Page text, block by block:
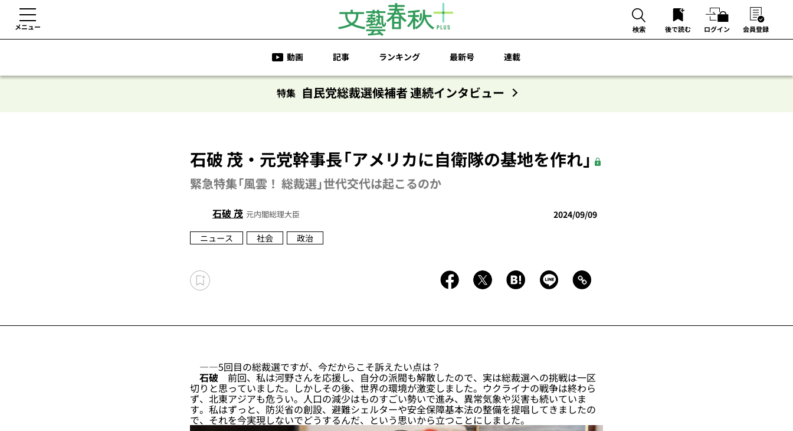
メニュー 検索 後で読む ログイン 会員登録
動画 記事 ランキング 最新号 連載
特集 自民党総裁選候補者 連続インタビュー
石破 茂・元党幹事長「アメリカに自衛隊の基地を作れ」
緊急特集「風雲！ 総裁選」世代交代は起こるのか
石破 茂 元内閣総理大臣
2024/09/09
ニュース
社会 政治
――5回目の総裁選ですが、今だからこそ訴えたい点は？
石破 前回、私は河野さんを応援し、自分の派閥も解散したので、実は総裁選への挑戦は一区
切りと思っていました。しかしその後、世界の環境が激変しました。ウクライナの戦争は終わら
ず、北東アジアも危うい。人口の減少はものすごい勢いで進み、異常気象や災害も続いていま
す。私はずっと、防災省の創設、避難シェルターや安全保障基本法の整備を提唱してきましたの
で、それを今実現しないでどうするんだ、という思いから立つことにしました。